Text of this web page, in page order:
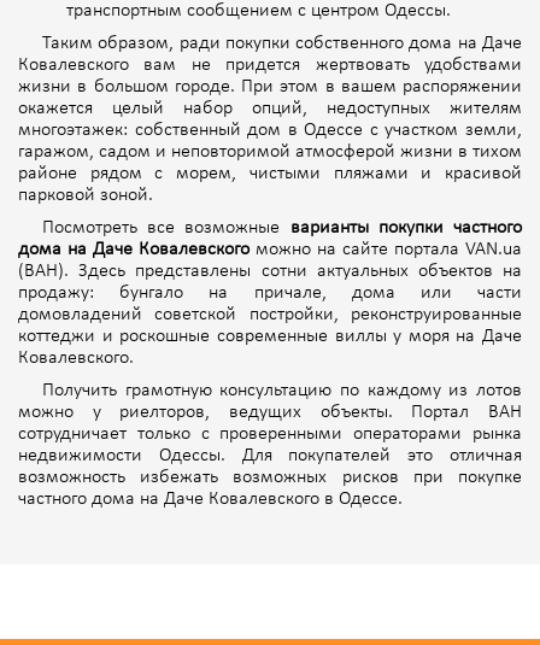
транспортным сообщением с центром Одессы.
Таким образом, ради покупки собственного дома на Даче
Ковалевского вам не придется жертвовать удобствами
жизни в большом городе. При этом в вашем распоряжении
окажется целый набор опций, недоступных жителям
многоэтажек: собственный дом в Одессе с участком земли,
гаражом, садом и неповторимой атмосферой жизни в тихом
районе рядом с морем, чистыми пляжами и красивой
парковой зоной.
Посмотреть все возможные варианты покупки частного
дома на Даче Ковалевскогоможно на сайте портала VAN.ua
(ВАН). Здесь представлены сотни актуальных объектов на
продажу: бунгало на причале, дома или части
домовладений советской постройки, реконструированные
коттеджи и роскошные современные виллы у моря на Даче
Ковалевского.
Получить грамотную консультацию по каждому из лотов
можно у риелторов, ведущих объекты. Портал ВАН
сотрудничает только с проверенными операторами рынка
недвижимости Одессы. Для покупателей это отличная
возможность избежать возможных рисков при покупке
частного дома на Даче Ковалевского в Одессе.